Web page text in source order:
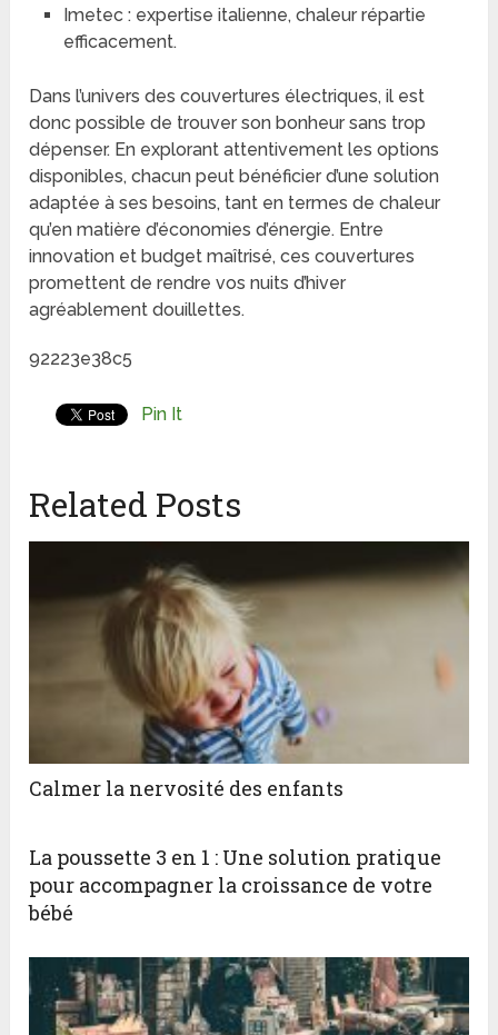
Imetec : expertise italienne, chaleur répartie
efficacement.
Dans l’univers des couvertures électriques, il est
donc possible de trouver son bonheur sans trop
dépenser. En explorant attentivement les options
disponibles, chacun peut bénéficier d’une solution
adaptée à ses besoins, tant en termes de chaleur
qu’en matière d’économies d’énergie. Entre
innovation et budget maîtrisé, ces couvertures
promettent de rendre vos nuits d’hiver
agréablement douillettes.
92223e38c5
Pin It
Related Posts
Calmer la nervosité des enfants
La poussette 3 en 1 : Une solution pratique
pour accompagner la croissance de votre
bébé